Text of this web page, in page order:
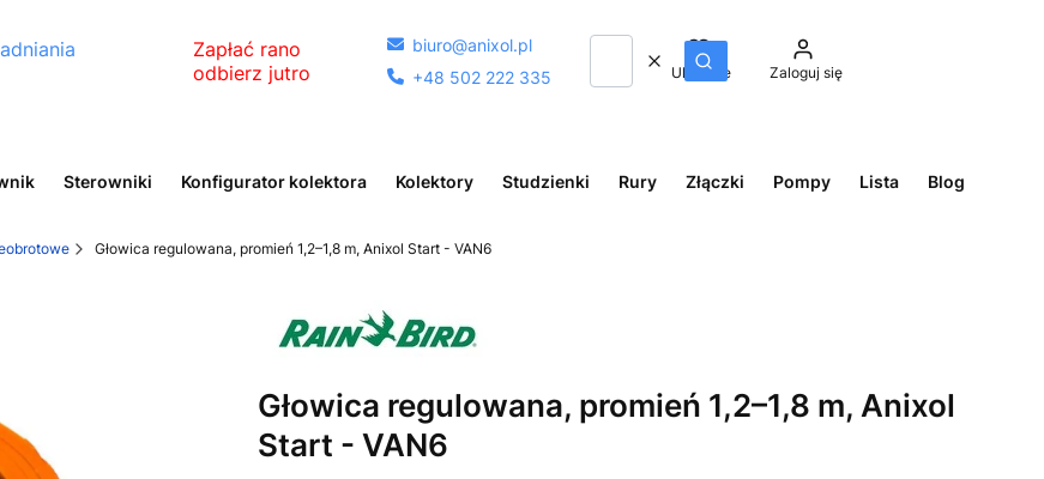
Zapłać rano
odbierz jutro
 biuro@anixol.pl
 +48 502 222 335 WyczyśćSzukaj
Ulubione Zaloguj się
Sterowniki Konfigurator kolektora Kolektory Studzienki Rury Złączki Pompy Lista Blog
Głowica regulowana, promień 1,2–1,8 m, Anixol Start - VAN6
Głowica regulowana, promień 1,2–1,8 m, Anixol
Start - VAN6